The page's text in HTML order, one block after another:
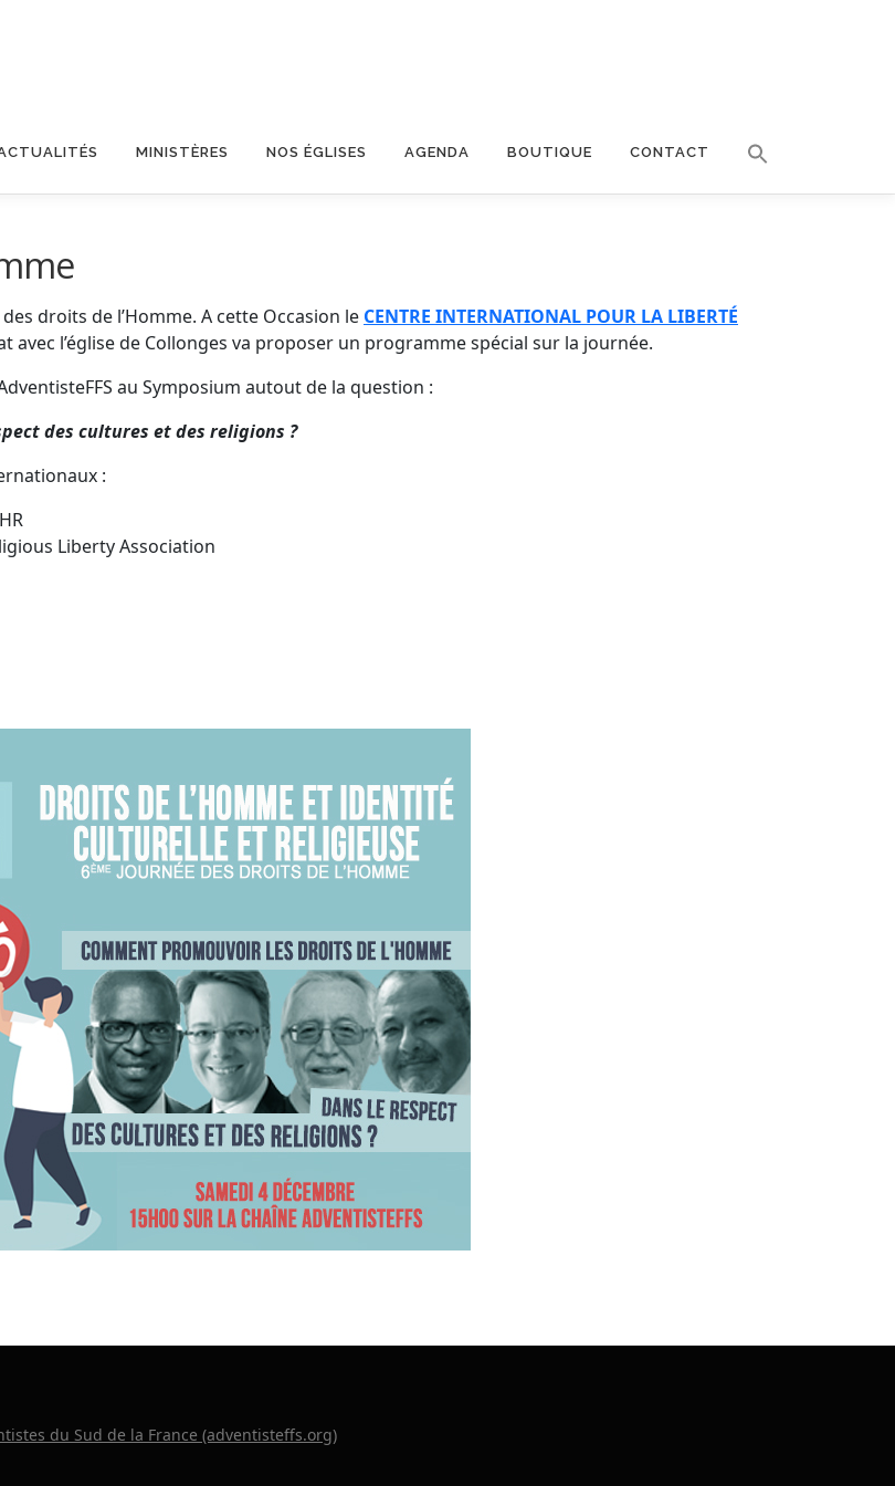
MINISTÈRES NOS ÉGLISES AGENDA BOUTIQUE CONTACT
droits de l’Homme. A cette Occasion le CENTRE INTERNATIONAL POUR LA LIBERTÉ
avec l’église de Collonges va proposer un programme spécial sur la journée.
au Symposium autout de la question :
des cultures et des religions ?
:
Liberty Association
du Sud de la France (adventisteffs.org)